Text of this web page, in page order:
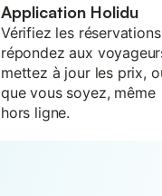
Application Holidu
Vérifiez les
répondez aux
mettez à jour les prix,
que vous soyez, même
hors ligne.